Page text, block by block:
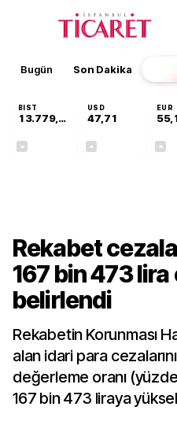
Bugün Son Dakika
BIST
13.779,39
USD
47,71
EUR
Rekabet
167 bin 473
belirlendi
Rekabetin Korunması
alan idari para
değerleme oranı
167 bin 473 liraya